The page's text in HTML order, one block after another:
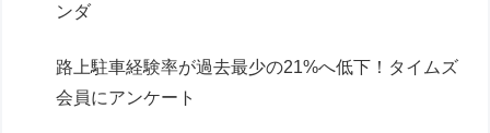
ンダ
路上駐車経験率が過去最少の21%へ低下！タイムズ
会員にアンケート